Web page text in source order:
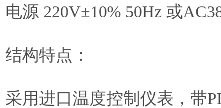
电源 220V±10% 50Hz 或
结构特点：
采用进口温度控制仪表，带